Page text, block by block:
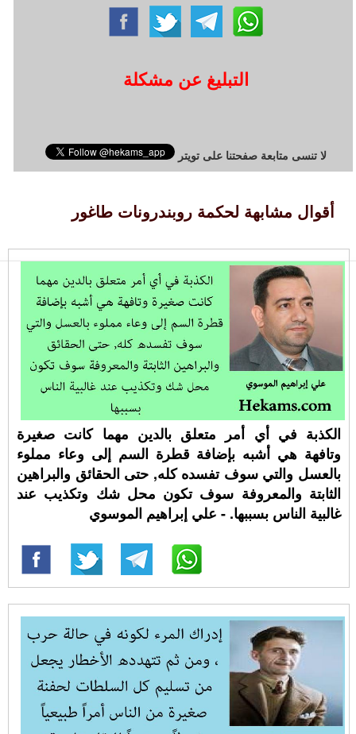
التبليغ عن مشكلة
لا تنسى متابعة صفحتنا على تويتر
أقوال مشابهة لحكمة روبندرونات طاغور
الكذبة في أي أمر متعلق بالدين مهما كانت صغيرة
وتافهة هي أشبه بإضافة قطرة السم إلى وعاء مملوء
بالعسل والتي سوف تفسده كله, حتى الحقائق والبراهين
الثابتة والمعروفة سوف تكون محل شك وتكذيب عند
غالبية الناس بسببها. - علي إبراهيم الموسوي